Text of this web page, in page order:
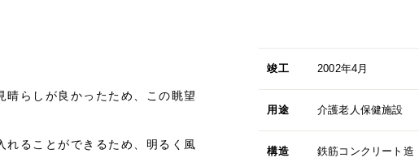
晴らしが良かったため、この眺望
れることができるため、明るく風
竣工 2002年4月
用途 介護老人保健施設
構造 鉄筋コンクリート造